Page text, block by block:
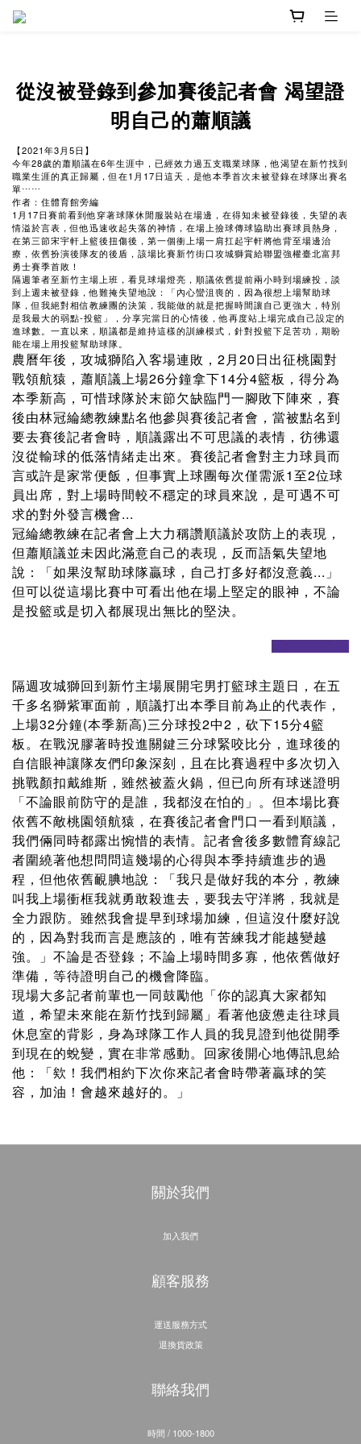
從沒被登錄到參加賽後記者會 渴望證
明自己的蕭順議
【2021年3月5日】
今年28歲的蕭順議在6年生涯中，已經效力過五支職業球隊，他渴望在新竹找到
職業生涯的真正歸屬，但在1月17日這天，是他本季首次未被登錄在球隊出賽名
單⋯⋯
作者：住體育館旁編
1月17日賽前看到他穿著球隊休閒服裝站在場邊，在得知未被登錄後，失望的表
情溢於言表，但他迅速收起失落的神情，在場上撿球傳球協助出賽球員熱身，
在第三節宋宇軒上籃後扭傷後，第一個衝上場一肩扛起宇軒將他背至場邊治
療，依舊扮演後隊友的後盾，該場比賽新竹街口攻城獅賞給聯盟強權臺北富邦
勇士賽季首敗！
隔週筆者至新竹主場上班，看見球場燈亮，順議依舊提前兩小時到場練投，談
到上週未被登錄，他難掩失望地說：「內心蠻沮喪的，因為很想上場幫助球
隊，但我絕對相信教練團的決策，我能做的就是把握時間讓自己更強大，特別
是我最大的弱點-投籃」，分享完當日的心情後，他再度站上場完成自己設定的
進球數。一直以來，順議都是維持這樣的訓練模式，針對投籃下足苦功，期盼
能在場上用投籃幫助球隊。
農曆年後，攻城獅陷入客場連敗，2月20日出征桃園對
戰領航猿，蕭順議上場26分鐘拿下14分4籃板，得分為
本季新高，可惜球隊於末節欠缺臨門一腳敗下陣來，賽
後由林冠綸總教練點名他參與賽後記者會，當被點名到
要去賽後記者會時，順議露出不可思議的表情，彷彿還
沒從輸球的低落情緒走出來。賽後記者會對主力球員而
言或許是家常便飯，但事實上球團每次僅需派1至2位球
員出席，對上場時間較不穩定的球員來說，是可遇不可
求的對外發言機會...
冠綸總教練在記者會上大力稱讚順議於攻防上的表現，
但蕭順議並未因此滿意自己的表現，反而語氣失望地
說：「如果沒幫助球隊贏球，自己打多好都沒意義...」
但可以從這場比賽中可看出他在場上堅定的眼神，不論
是投籃或是切入都展現出無比的堅決。
隔週攻城獅回到新竹主場展開宅男打籃球主題日，在五
千多名獅紫軍面前，順議打出本季目前為止的代表作，
上場32分鐘(本季新高)三分球投2中2，砍下15分4籃
板。在戰況膠著時投進關鍵三分球緊咬比分，進球後的
自信眼神讓隊友們印象深刻，且在比賽過程中多次切入
挑戰顏扣戴維斯，雖然被蓋火鍋，但已向所有球迷證明
「不論眼前防守的是誰，我都沒在怕的」。但本場比賽
依舊不敵桃園領航猿，在賽後記者會門口一看到順議，
我們倆同時都露出惋惜的表情。記者會後多數體育線記
者圍繞著他想問問這幾場的心得與本季持續進步的過
程，但他依舊靦腆地說：「我只是做好我的本分，教練
叫我上場衝框我就勇敢殺進去，要我去守洋將，我就是
全力跟防。雖然我會提早到球場加練，但這沒什麼好說
的，因為對我而言是應該的，唯有苦練我才能越變越
強。」不論是否登錄；不論上場時間多寡，他依舊做好
準備，等待證明自己的機會降臨。
現場大多記者前輩也一同鼓勵他「你的認真大家都知
道，希望未來能在新竹找到歸屬」看著他疲憊走往球員
休息室的背影，身為球隊工作人員的我見證到他從開季
到現在的蛻變，實在非常感動。回家後開心地傳訊息給
他：「欸！我們相約下次你來記者會時帶著贏球的笑
容，加油！會越來越好的。」
關於我們
加入我們
顧客服務
運送服務方式
退換貨政策
聯絡我們
時間 / 1000-1800